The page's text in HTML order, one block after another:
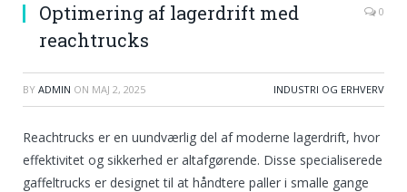
Optimering af lagerdrift med
reachtrucks
0
BY ADMIN ON MAJ 2, 2025 INDUSTRI OG ERHVERV
Reachtrucks er en uundværlig del af moderne lagerdrift, hvor
effektivitet og sikkerhed er altafgørende. Disse specialiserede
gaffeltrucks er designet til at håndtere paller i smalle gange